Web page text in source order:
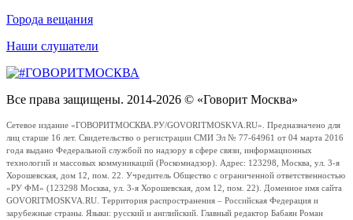
Города вещания
Наши слушатели
Все права защищены. 2014-2026 © «Говорит Москва»
Сетевое издание «ГОВОРИТМОСКВА.РУ/GOVORITMOSKVA.RU». Предназначено для
лиц старше 16 лет. Свидетельство о регистрации СМИ Эл № 77-64961 от 04 марта 2016
года выдано Федеральной службой по надзору в сфере связи, информационных
технологий и массовых коммуникаций (Роскомнадзор). Адрес: 123298, Москва, ул. 3-я
Хорошевская, дом 12, пом. 22. Учредитель Общество с ограниченной ответственностью
«РУ ФМ» (123298 Москва, ул. 3-я Хорошевская, дом 12, пом. 22). Доменное имя сайта
GOVORITMOSKVA.RU. Территория распространения – Российская Федерация и
зарубежные страны. Языки: русский и английский. Главный редактор Бабаян Роман